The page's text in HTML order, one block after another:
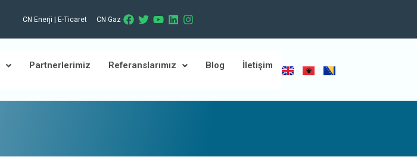
CN Enerji | E-Ticaret CN Gaz
Partnerlerimiz Referanslarımız Blog İletişim